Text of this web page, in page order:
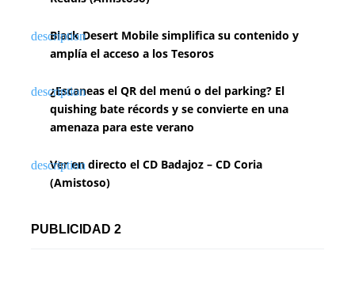
e
a
Black Desert Mobile simplifica su contenido y
amplía el acceso a los Tesoros
¿Escaneas el QR del menú o del parking? El
quishing bate récords y se convierte en una
amenaza para este verano
Ver en directo el CD Badajoz – CD Coria
(Amistoso)
PUBLICIDAD 2